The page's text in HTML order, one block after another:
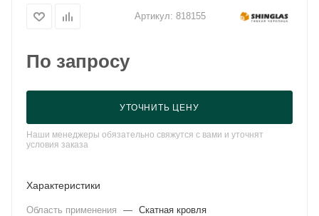
Артикул: 818155
По запросу
УТОЧНИТЬ ЦЕНУ
Наши менеджеры обязательно свяжутся с вами и уточнят
условия заказа
Характеристики
Область применения — Скатная кровля